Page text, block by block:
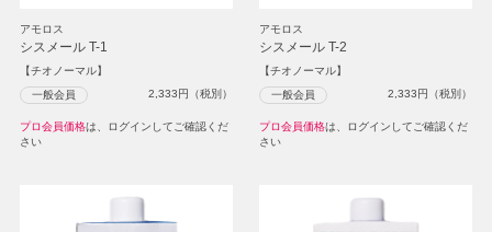
アモロス
シスメール T-1
【チオノーマル】
一般会員 2,333円（税別）
プロ会員価格は、ログインしてご確認くだ
さい
アモロス
シスメール T-2
【チオノーマル】
一般会員 2,333円（税別）
プロ会員価格は、ログインしてご確認くだ
さい